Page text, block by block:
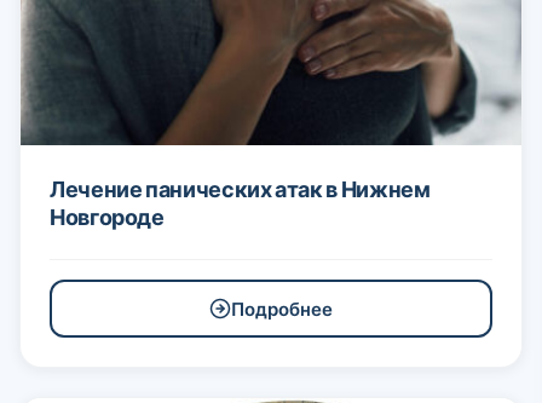
Лечение панических атак в Нижнем
Новгороде
Подробнее